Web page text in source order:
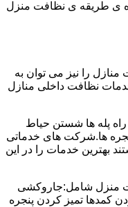
ی طریقه ی نظافت منزل
را نیز می توان به
نظافت داخلی منازل
پله ها شستن حیاط
ها.شرکت های خدماتی
بهترین خدمات را در این
منزل شامل:جاروکشی
تمیز کردن پنجره